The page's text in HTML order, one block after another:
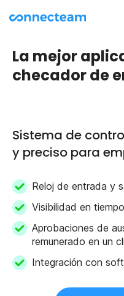
La mejor
checador de
Sistema de
y preciso para
Reloj de entrada y
Visibilidad en
Aprobaciones de
remunerado en un
Integración con